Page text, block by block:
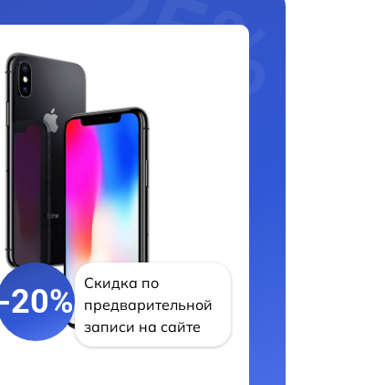
20%
Скидка по
предварительной
записи на сайте